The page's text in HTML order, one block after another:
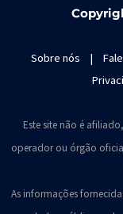
Sobre nós |
Este site não é
operador ou órgão
As informações